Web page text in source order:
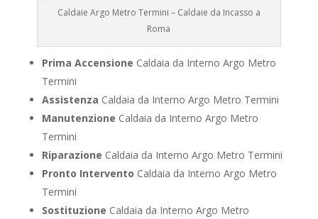
Caldaie Argo Metro Termini – Caldaie da Incasso a
Roma
Prima Accensione Caldaia da Interno Argo Metro
Termini
Assistenza Caldaia da Interno Argo Metro Termini
Manutenzione Caldaia da Interno Argo Metro
Termini
Riparazione Caldaia da Interno Argo Metro Termini
Pronto Intervento Caldaia da Interno Argo Metro
Termini
Sostituzione Caldaia da Interno Argo Metro